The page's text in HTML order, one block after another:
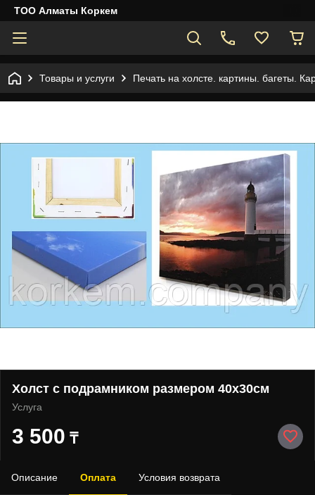
ТОО Алматы Коркем
Товары и услуги Печать на холсте. картины. багеты.
Холст с подрамником размером 40х30см
Услуга
3 500 ₸
Описание Оплата Условия возврата